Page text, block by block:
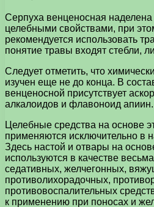
Серпуха венценосная
целебными свойствами, при
рекомендуется использовать
понятие травы входят стебли,
Следует отметить, что
изучен еще не до конца. В
венценосной присутствует
алкалоидов и флавоноид апиин.
Целебные средства на основе
применяются исключительно в
Здесь настой и отвары на
используются в качестве
седативных, желчегонных,
противолихорадочных,
противовоспалительных
к применению при поносах и